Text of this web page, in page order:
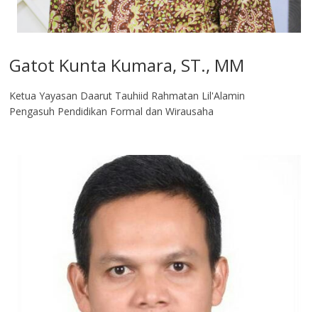
Gatot Kunta Kumara, ST., MM
Ketua Yayasan Daarut Tauhiid Rahmatan Lil'Alamin
Pengasuh Pendidikan Formal dan Wirausaha